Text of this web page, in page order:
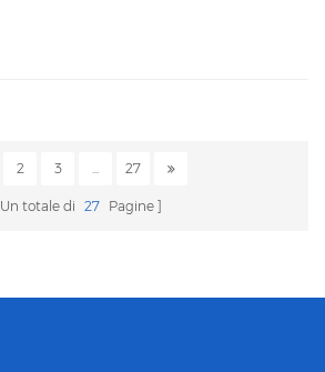
2 3 ... 27
Un totale di 27 Pagine